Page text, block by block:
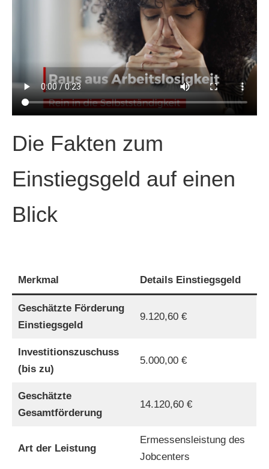
Die Fakten zum
Einstiegsgeld auf einen
Blick
Merkmal Details Einstiegsgeld
Geschätzte Förderung
Einstiegsgeld
9.120,60 €
Investitionszuschuss
(bis zu)
5.000,00 €
Geschätzte
Gesamtförderung
14.120,60 €
Art der Leistung
Ermessensleistung des
Jobcenters